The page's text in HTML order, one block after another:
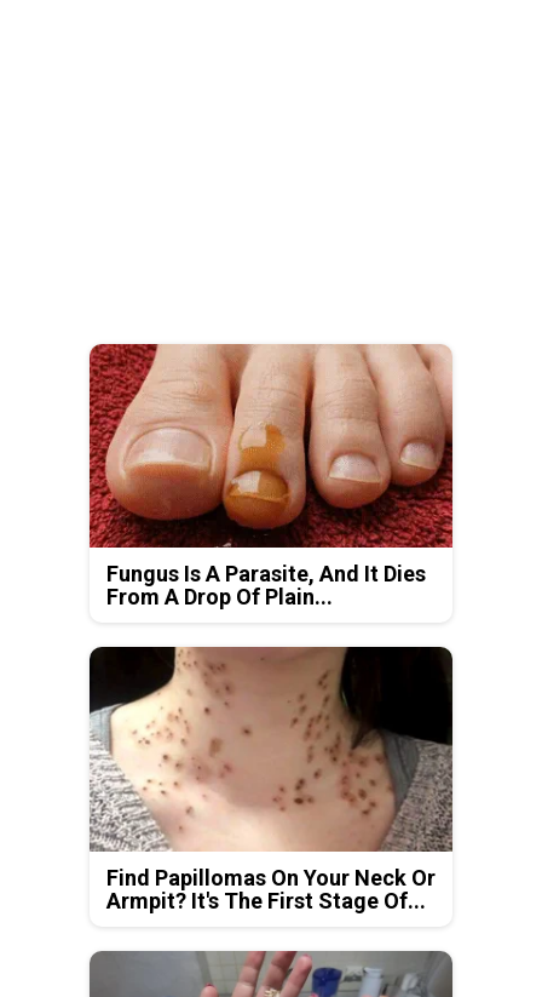
Fungus Is A Parasite, And It Dies
From A Drop Of Plain...
Find Papillomas On Your Neck Or
Armpit? It's The First Stage Of...